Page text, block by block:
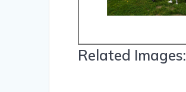
Related Images: